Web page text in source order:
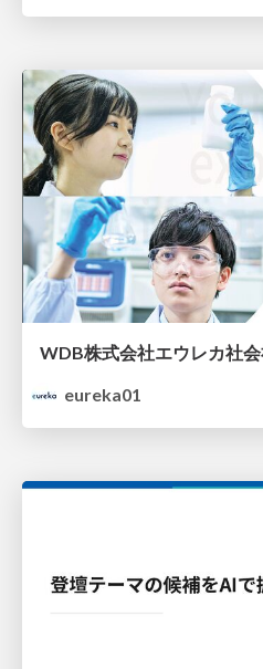
WDB株式会社エウレカ社
eureka01